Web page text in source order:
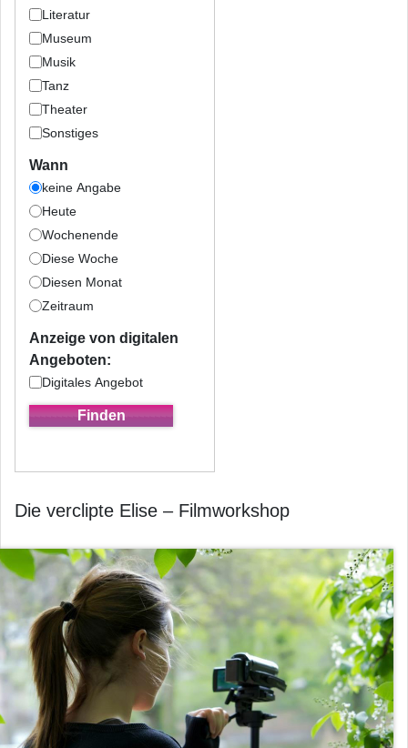
Literatur
Museum
Musik
Tanz
Theater
Sonstiges
Wann
keine Angabe
Heute
Wochenende
Diese Woche
Diesen Monat
Zeitraum
Anzeige von digitalen
Angeboten:
Digitales Angebot
Die verclipte Elise – Filmworkshop